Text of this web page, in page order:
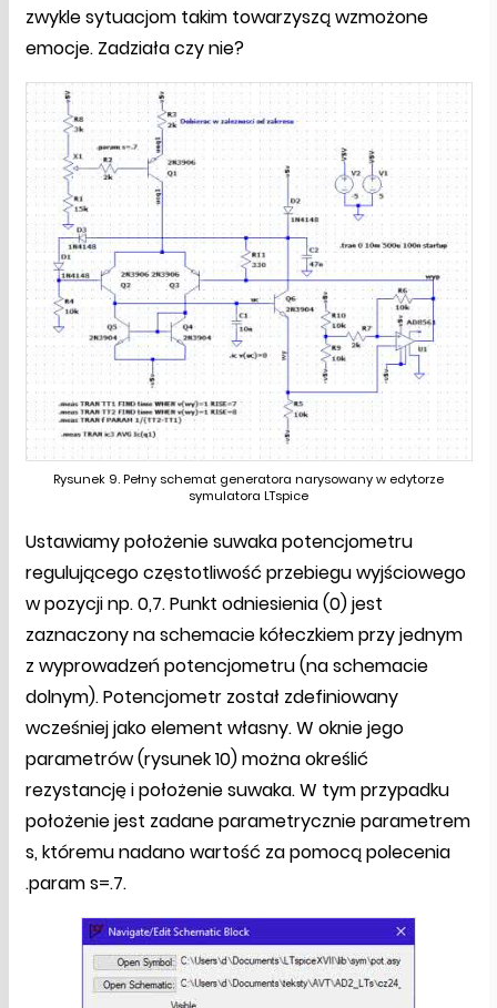
zwykle sytuacjom takim towarzyszą wzmożone
emocje. Zadziała czy nie?
Rysunek 9. Pełny schemat generatora narysowany w edytorze
symulatora LTspice
Ustawiamy położenie suwaka potencjometru
regulującego częstotliwość przebiegu wyjściowego
w pozycji np. 0,7. Punkt odniesienia (0) jest
zaznaczony na schemacie kółeczkiem przy jednym
z wyprowadzeń potencjometru (na schemacie
dolnym). Potencjometr został zdefiniowany
wcześniej jako element własny. W oknie jego
parametrów (rysunek 10) można określić
rezystancję i położenie suwaka. W tym przypadku
położenie jest zadane parametrycznie parametrem
s, któremu nadano wartość za pomocą polecenia
.param s=.7.